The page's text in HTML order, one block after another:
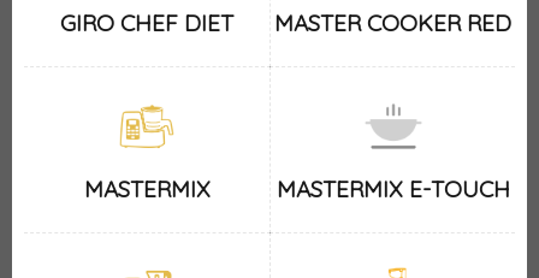
GIRO CHEF DIET MASTER COOKER RED
MASTERMIX MASTERMIX E-TOUCH